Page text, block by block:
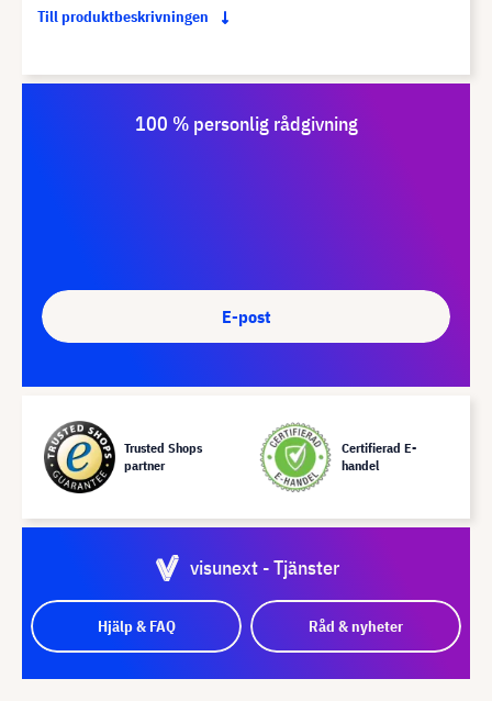
Till produktbeskrivningen
100 % personlig rådgivning
E-post
Trusted Shops
partner
Certifierad E-
handel
visunext - Tjänster
Hjälp & FAQ Råd & nyheter